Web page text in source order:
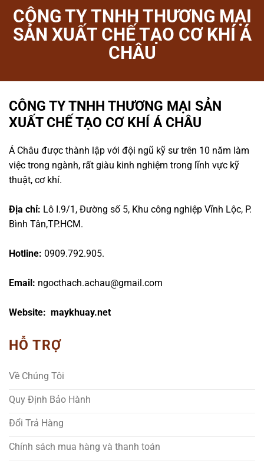
CÔNG TY TNHH THƯƠNG MẠI
SẢN XUẤT CHẾ TẠO CƠ KHÍ Á
CHÂU
CÔNG TY TNHH THƯƠNG MẠI SẢN
XUẤT CHẾ TẠO CƠ KHÍ Á CHÂU
Á Châu được thành lập với đội ngũ kỹ sư trên 10 năm làm
việc trong ngành, rất giàu kinh nghiệm trong lĩnh vực kỹ
thuật, cơ khí.
Địa chỉ: Lô I.9/1, Đường số 5, Khu công nghiệp Vĩnh Lộc, P.
Bình Tân,TP.HCM.
Hotline: 0909.792.905.
Email: ngocthach.achau@gmail.com
Website: maykhuay.net
HỖ TRỢ
Về Chúng Tôi
Quy Định Bảo Hành
Đổi Trả Hàng
Chính sách mua hàng và thanh toán